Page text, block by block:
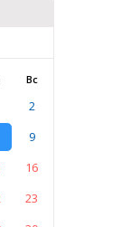
Вс
2
9
16
23